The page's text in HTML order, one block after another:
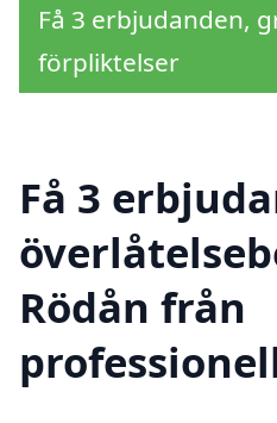
Få 3 erbjudanden,
förpliktelser
Få 3
Rödån från